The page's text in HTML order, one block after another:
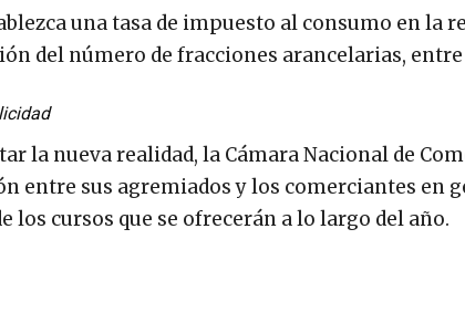
una tasa de impuesto al consumo en la
del número de fracciones arancelarias,
la nueva realidad, la Cámara Nacional de
entre sus agremiados y los comerciantes en
cursos que se ofrecerán a lo largo del año.